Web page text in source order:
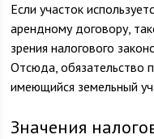
Если участок
арендному договору,
зрения налогового
Отсюда, обязательство
имеющийся земельный
Значения